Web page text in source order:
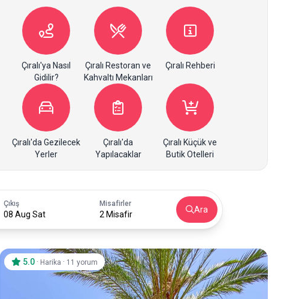
Çıralı'ya Nasıl
Gidilir?
Çıralı Restoran ve
Kahvaltı Mekanları
Çıralı Rehberi
Çıralı'da Gezilecek
Yerler
Çıralı'da
Yapılacaklar
Çıralı Küçük ve
Butik Otelleri
Çıkış
08 Aug Sat
Misafirler
2 Misafir Ara
5.0 · Harika · 11 yorum